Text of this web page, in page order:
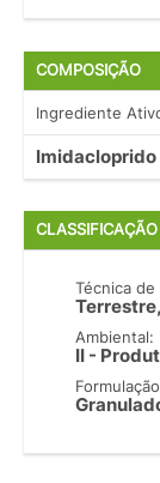
COMPOSIÇÃO
Ingrediente
Imidacloprido
CLASSIFICAÇÃO
Técnica de
Ambiental:
II -